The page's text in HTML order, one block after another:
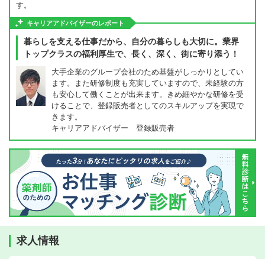
す。
キャリアアドバイザーのレポート
暮らしを支える仕事だから、自分の暮らしも大切に。業界
トップクラスの福利厚生で、長く、深く、街に寄り添う！
大手企業のグループ会社のため基盤がしっかりとしてい
ます。また研修制度も充実していますので、未経験の方
も安心して働くことが出来ます。きめ細やかな研修を受
けることで、登録販売者としてのスキルアップを実現で
きます。
キャリアアドバイザー 登録販売者
求人情報